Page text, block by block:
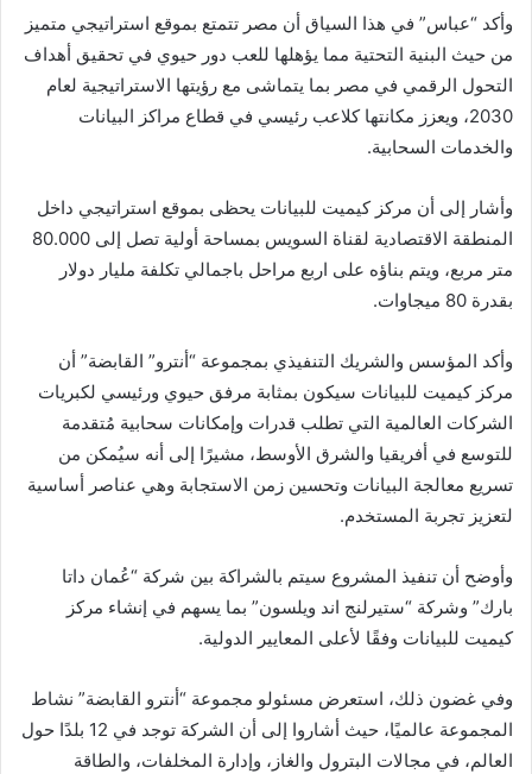
وأكد “عباس” في هذا السياق أن مصر تتمتع بموقع استراتيجي متميز
من حيث البنية التحتية مما يؤهلها للعب دور حيوي في تحقيق أهداف
التحول الرقمي في مصر بما يتماشى مع رؤيتها الاستراتيجية لعام
2030، ويعزز مكانتها كلاعب رئيسي في قطاع مراكز البيانات
والخدمات السحابية.
وأشار إلى أن مركز كيميت للبيانات يحظى بموقع استراتيجي داخل
المنطقة الاقتصادية لقناة السويس بمساحة أولية تصل إلى 80.000
متر مربع، ويتم بناؤه على اربع مراحل باجمالي تكلفة مليار دولار
بقدرة 80 ميجاوات.
وأكد المؤسس والشريك التنفيذي بمجموعة “أنترو” القابضة” أن
مركز كيميت للبيانات سيكون بمثابة مرفق حيوي ورئيسي لكبريات
الشركات العالمية التي تطلب قدرات وإمكانات سحابية مُتقدمة
للتوسع في أفريقيا والشرق الأوسط، مشيرًا إلى أنه سيُمكن من
تسريع معالجة البيانات وتحسين زمن الاستجابة وهي عناصر أساسية
لتعزيز تجربة المستخدم.
وأوضح أن تنفيذ المشروع سيتم بالشراكة بين شركة “عُمان داتا
بارك” وشركة “ستيرلنج اند ويلسون” بما يسهم في إنشاء مركز
كيميت للبيانات وفقًا لأعلى المعايير الدولية.
وفي غضون ذلك، استعرض مسئولو مجموعة “أنترو القابضة” نشاط
المجموعة عالميًا، حيث أشاروا إلى أن الشركة توجد في 12 بلدًا حول
العالم، في مجالات البترول والغاز، وإدارة المخلفات، والطاقة